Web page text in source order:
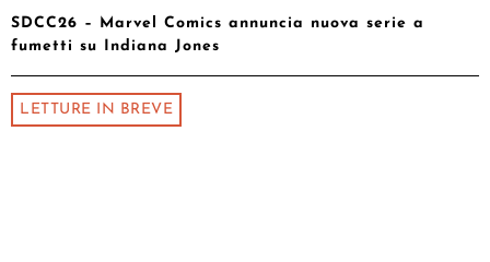
SDCC26 – Marvel Comics annuncia nuova serie a
fumetti su Indiana Jones
LETTURE IN BREVE